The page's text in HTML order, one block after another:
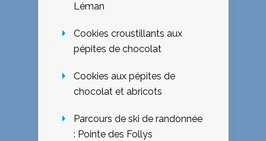
Léman
Cookies croustillants aux
pépites de chocolat
Cookies aux pépites de
chocolat et abricots
Parcours de ski de randonnée
: Pointe des Follys